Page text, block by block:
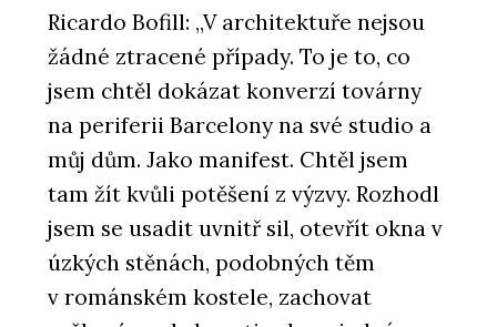
Ricardo Bofill: „V architektuře nejsou
žádné ztracené případy. To je to, co
jsem chtěl dokázat konverzí továrny
na periferii Barcelony na své studio a
můj dům. Jako manifest. Chtěl jsem
tam žít kvůli potěšení z výzvy. Rozhodl
jsem se usadit uvnitř sil, otevřít okna v
úzkých stěnách, podobných těm
v románském kostele, zachovat